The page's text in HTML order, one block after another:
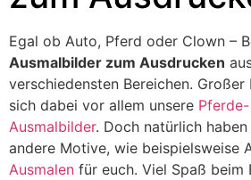
Egal ob Auto, Pferd oder Clown –
Ausmalbilder zum Ausdrucken
verschiedensten Bereichen.
sich dabei vor allem unsere
Ausmalbilder. Doch natürlich
andere Motive, wie beispielsweise
Ausmalen für euch. Viel Spaß beim